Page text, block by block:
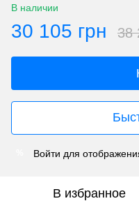
В наличии
30 105 грн 38
Войти для
В избранное